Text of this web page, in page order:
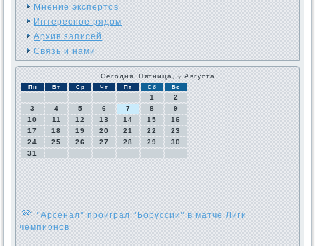
Мнение экспертов
Интересное рядом
Архив записей
Связь и нами
Сегодня: Пятница, 7 Августа
Пн Вт Ср Чт Пт Сб Вс
1
2
3
4 5 6 7 8
9
10
11 12 13 14 15
16
17
18 19 20 21 22
23
24
25 26 27 28 29
30
31
"Арсенал" проиграл "Боруссии" в матче Лиги
чемпионов